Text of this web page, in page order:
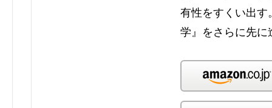
有性をすくい出す
学』をさらに先に